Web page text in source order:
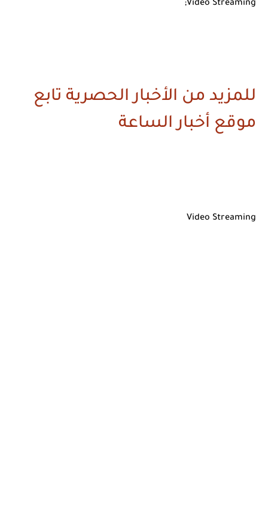
Video Streaming;
للمزيد من الأخبار الحصرية تابع
موقع أخبار الساعة
Video Streaming